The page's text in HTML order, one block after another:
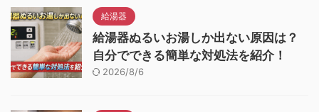
給湯器
給湯器ぬるいお湯しか出ない原因は？
自分でできる簡単な対処法を紹介！
2026/8/6